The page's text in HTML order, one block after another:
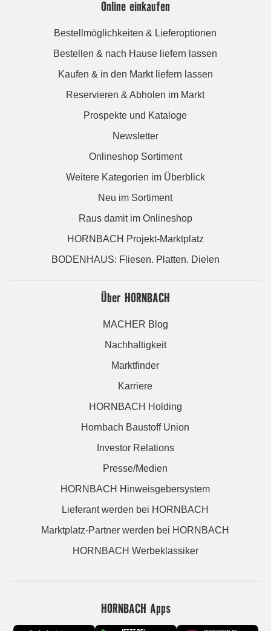
Online einkaufen
Bestellmöglichkeiten & Lieferoptionen
Bestellen & nach Hause liefern lassen
Kaufen & in den Markt liefern lassen
Reservieren & Abholen im Markt
Prospekte und Kataloge
Newsletter
Onlineshop Sortiment
Weitere Kategorien im Überblick
Neu im Sortiment
Raus damit im Onlineshop
HORNBACH Projekt-Marktplatz
BODENHAUS: Fliesen. Platten. Dielen
Über HORNBACH
MACHER Blog
Nachhaltigkeit
Marktfinder
Karriere
HORNBACH Holding
Hornbach Baustoff Union
Investor Relations
Presse/Medien
HORNBACH Hinweisgebersystem
Lieferant werden bei HORNBACH
Marktplatz-Partner werden bei HORNBACH
HORNBACH Werbeklassiker
HORNBACH Apps